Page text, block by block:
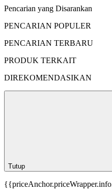
Pencarian yang Disarankan
PENCARIAN POPULER
PENCARIAN TERBARU
PRODUK TERKAIT
DIREKOMENDASIKAN
Tutup